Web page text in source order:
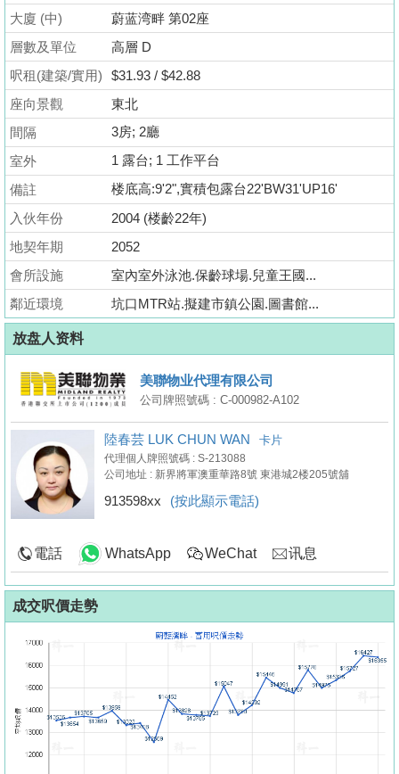
手
冊
關
於
我
們
大廈 (中)
蔚蓝湾畔 第02座
層數及單位
高層 D
呎租(建築/實用)
$31.93 / $42.88
座向景觀
東北
間隔
3房; 2廳
室外
1 露台; 1 工作平台
備註
楼底高:9'2",實積包露台22'BW31'UP16'
入伙年份
2004 (楼齡22年)
地契年期
2052
會所設施
室內室外泳池.保齡球場.兒童王國...
鄰近環境
坑口MTR站.擬建市鎮公園.圖書館...
放盘人资料
美聯物业代理有限公司
公司牌照號碼 : C-000982-A102
陸春芸 LUK CHUN WAN 卡片
代理個人牌照號碼 : S-213088
公司地址 : 新界將軍澳重華路8號 東港城2楼205號舖
913598xx (按此顯示電話)
電話 WhatsApp WeChat 讯息
成交呎價走勢